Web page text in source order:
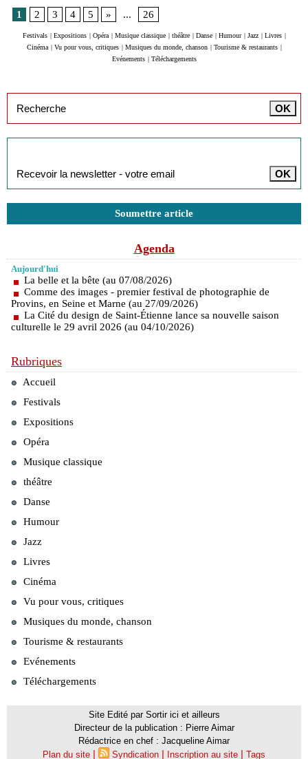
1
2 3 4 5 » ... 26
Festivals | Expositions | Opéra | Musique classique | théâtre | Danse | Humour | Jazz | Livres |
Cinéma | Vu pour vous, critiques | Musiques du monde, chanson | Tourisme & restaurants |
Evénements | Téléchargements
Soumettre article
Agenda
Aujourd'hui
La belle et la bête (au 07/08/2026)
Comme des images - premier festival de photographie de
Provins, en Seine et Marne (au 27/09/2026)
La Cité du design de Saint-Étienne lance sa nouvelle saison
culturelle le 29 avril 2026 (au 04/10/2026)
Rubriques
Accueil
Festivals
Expositions
Opéra
Musique classique
théâtre
Danse
Humour
Jazz
Livres
Cinéma
Vu pour vous, critiques
Musiques du monde, chanson
Tourisme & restaurants
Evénements
Téléchargements
Site Edité par Sortir ici et ailleurs
Directeur de la publication : Pierre Aimar
Rédactrice en chef : Jacqueline Aimar
Plan du site | Syndication | Inscription au site | Tags